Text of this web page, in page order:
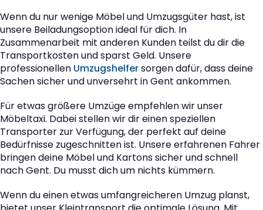
Wenn du nur wenige Möbel und Umzugsgüter hast, ist
unsere Beiladungsoption ideal für dich. In
Zusammenarbeit mit anderen Kunden teilst du dir die
Transportkosten und sparst Geld. Unsere
professionellen Umzugshelfersorgen dafür, dass deine
Sachen sicher und unversehrt in Gent ankommen.
Für etwas größere Umzüge empfehlen wir unser
Möbeltaxi. Dabei stellen wir dir einen speziellen
Transporter zur Verfügung, der perfekt auf deine
Bedürfnisse zugeschnitten ist. Unsere erfahrenen Fahrer
bringen deine Möbel und Kartons sicher und schnell
nach Gent. Du musst dich um nichts kümmern.
Wenn du einen etwas umfangreicheren Umzug planst,